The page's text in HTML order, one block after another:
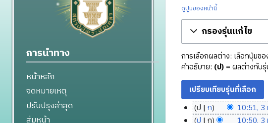
ดูปูมของหน้านี้
กรองรุ่นแก้ไข
การเลือกผลต่าง: เลือกปุ่มข
คำอธิบาย: (ป)= ผลต่างกับรุ่
ป ก 10:51, 3
ไ
การนำทาง
หน้าหลัก
จดหมายเหตุ
ปรับปรุงล่าสุด
สุ่มหน้า